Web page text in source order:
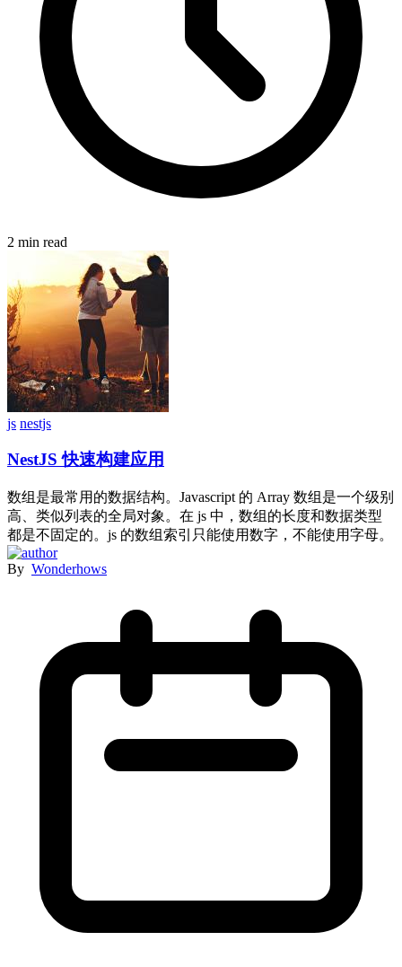
2 min read
js nestjs
NestJS 快速构建应用
数组是最常用的数据结构。Javascript 的 Array 数组是一个级别
高、类似列表的全局对象。在 js 中，数组的长度和数据类型
都是不固定的。js 的数组索引只能使用数字，不能使用字母。
By Wonderhows